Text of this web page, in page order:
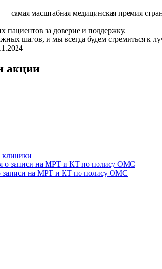
самая масштабная медицинская премия
пациентов за доверие и поддержку.
шагов, и мы всегда будем стремиться к
акции
клиники
записи на МРТ и КТ по полису ОМС